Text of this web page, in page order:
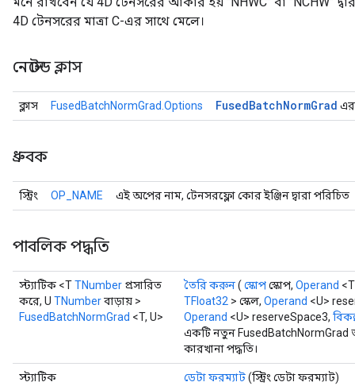
4D টেনসরের মাত্রা C-এর সাথে মেলে।
নেস্টেড ক্লাস
ক্লাস FusedBatchNormGrad.Options FusedBatchNormGrad এর
ধ্রুবক
স্ট্রিং OP_NAME এই অপের নাম, টেনসরফ্লো কোর ইঞ্জিন দ্বারা পরিচিত
পাবলিক পদ্ধতি
স্ট্যাটিক <TTNumber প্রসারিত
করে, U TNumberবাড়ায় >
FusedBatchNormGrad <T, U>
তৈরি করুন( স্কোপস্কোপ, Operand
TFloat32 > স্কেল, Operand <U>
Operand <U> reserveSpace3,
একটি নতুন FusedBatchNormGrad
কারখানা পদ্ধতি।
স্ট্যাটিক
ডেটা ফরম্যাট(স্ট্রিং ডেটা ফরম্যাট)